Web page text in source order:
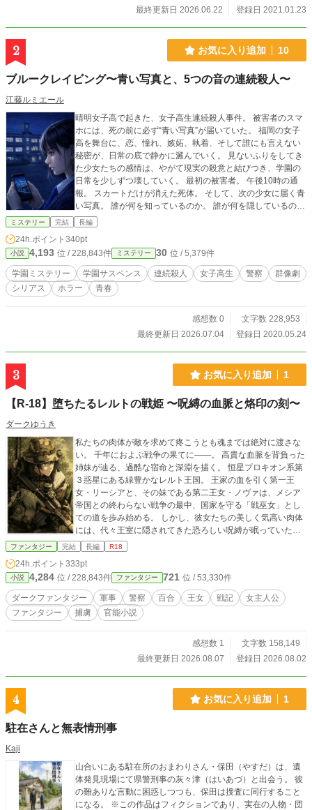
最終更新日 2026.06.22
登録日 2021.01.23
2 お気に入り追加 10
ブルークレイビング〜青い写真と、5つの音の連続殺人〜
江藤ルミエール
晴明女子高で起きた、女子高生連続殺人事件。 被害者のスマ
ホには、死の前に必ず“青い写真”が届いていた。 福岡の女子
高を舞台に、恋、憧れ、嫉妬、執着、そして誰にも言えない
秘密が、日常の底で静かに澱んでいく。 見ないふりをしてき
た少女たちの感情は、やがて現実の殺意と結びつき、学園の
日常を少しずつ壊していく。 最初の被害者。 午後10時の通
報。 スカートだけが消えた死体。 そして、次の少女に届く青
い写真。 誰が何を知っているのか。 誰が何を隠しているの
か。 “青い写真”は何を示しているのか。 被害者たちを辿るう
則性と、晴明女子高という閉ざされた空間そのものに染みつ
いた青い違和感だった。 一方、福岡県警の捜査班もまた、予
告電話、消えたスカート、飛ばし携帯、過去の塾との接点を
追う中で、事件の輪郭が単なる連続殺人ではないことに気づ
き始める。 少女たちの秘密。 警察が追う証拠。 そして、事
でいた感情と、警察が拾い集める断片。 その2つの線が交わ
る時、青い写真に隠された本当の意味が姿を現す。 これは、
が、世界の見え方そのものを静かに揺らし始める。 学園ミス
テリー、警察捜査、静かなホラー、そして異質な存在の気配
の青い残像だ。
ミステリー 完結 長編
24h.ポイント 340pt
小説 4,193 位 / 228,843件 ミステリー 30 位 / 5,379件
学園ミステリー 学園サスペンス 連続殺人 女子高生 警察
群像劇
シリアス
ホラー 青春
感想数 0
文字数 228,953
最終更新日 2026.07.04
登録日 2020.05.24
3 お気に入り追加 1
【R-18】堕ちたるレルトの戦姫 〜呪縛の血脈と烙印の刻〜
ダークゆうき
私たちの肉体が敵を求めて疼こうとも魂までは絶対に渡さな
い。 千年におよぶ戦争の果てに――。 高貴な血脈を背負った
姉妹が辿る、過酷な宿命と深淵を描く。 恒星プロキオン系第
３惑星にある緑豊かなレルト王国。 王家の血を引く第一王
女・リーシアと、その妹である第二王女・ノヴァは、メシア
帝国との終わらない戦争の最中、国家を守る「戦巫女」とし
ての道を歩み始める。 しかし、彼女たちの美しく気高い肉体
には、代々王室に隠されてきた恐ろしい呪縛が眠っていた。
戦場の死気や敵の放つ殺意に晒された時、彼女たちの身体は
それは母から密かに言い伝えられていた、敵に身を捧げる
「烙印の儀」の前兆だった。 姉のリーシアは過酷な特殊作戦
学校を首席で卒業し、陸軍空挺師団偵察隊の副隊長として最
前線へ赴く。 一方のノヴァも王国警察軍の精鋭部隊に身を投
じ、緊迫する西メシア州の治安維持任務に挑む。 しかし、戦
捕虜としての過酷な運命に直面することになる。 敵の手に落
ちた姉妹を待ち受けていたのは、屈辱的な凌辱の危機、そし
這い上がるのか――。戦火と官能が交錯する、衝撃の物語の
ファンタジー 完結 長編 R18
24h.ポイント 333pt
小説 4,284 位 / 228,843件 ファンタジー 721 位 / 53,330件
ダークファンタジー 軍事 警察 百合 王女 戦記
女主人公
ファンタジー
捕虜 官能小説
感想数 1
文字数 158,149
最終更新日 2026.08.07
登録日 2026.08.02
4 お気に入り追加 1
駐在さんと無表情刑事
Kaji
山合いにある駐在所のおまわりさん・保田（やすだ）は、遺
体発見現場にて県警刑事の灰々津（はいあづ）と出会う。 彼
の難ありな言動に困惑しつつも、保田は捜査に同行すること
になる。 ※この作品はフィクションであり、実在の人物・団